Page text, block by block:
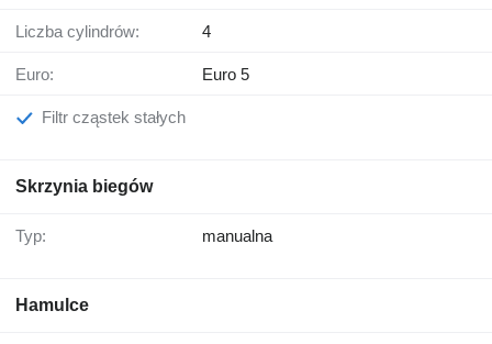
Liczba cylindrów: 4
Euro: Euro 5
Filtr cząstek stałych
Skrzynia biegów
Typ: manualna
Hamulce